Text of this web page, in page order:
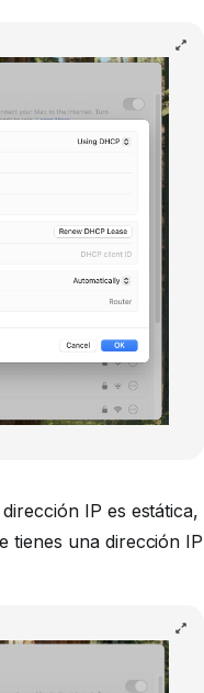
IP es estática,
tienes una dirección IP